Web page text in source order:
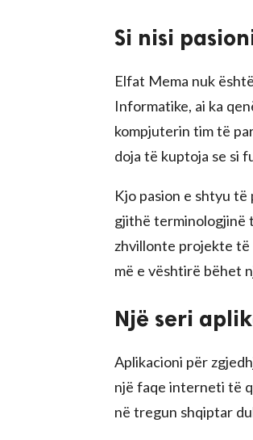
Si nisi
Elfat Mema nuk
Informatike, ai ka
kompjuterin tim të
doja të kuptoja se si
Kjo pasion e shtyu
gjithë terminologjinë
zhvillonte projekte të
më e vështirë bëhet
Një seri
Aplikacioni për
një faqe interneti të
në tregun shqiptar